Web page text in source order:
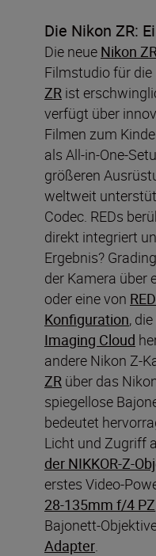
Die Nikon ZR:
Die neue Nikon
Filmstudio für
ZR ist
verfügt über
Filmen zum
als All-in-One-
größeren
weltweit
Codec. REDs
direkt integriert
Ergebnis?
der Kamera über
oder eine von
Konfiguration,
Imaging Cloud
andere Nikon Z-
ZR über das
spiegellose
bedeutet
Licht und Zugriff
der NIKKOR-Z-
erstes Video-
28-135mm f/4 PZ
Bajonett-
Adapter.